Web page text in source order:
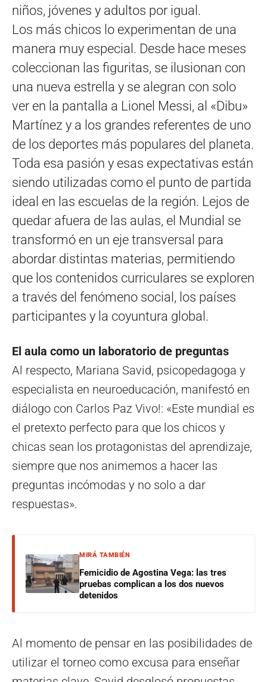
niños, jóvenes y adultos por igual.
Los más chicos lo experimentan de una
manera muy especial. Desde hace meses
coleccionan las figuritas, se ilusionan con
una nueva estrella y se alegran con solo
ver en la pantalla a Lionel Messi, al «Dibu»
Martínez y a los grandes referentes de uno
de los deportes más populares del planeta.
Toda esa pasión y esas expectativas están
siendo utilizadas como el punto de partida
ideal en las escuelas de la región. Lejos de
quedar afuera de las aulas, el Mundial se
transformó en un eje transversal para
abordar distintas materias, permitiendo
que los contenidos curriculares se exploren
a través del fenómeno social, los países
participantes y la coyuntura global.
El aula como un laboratorio de preguntas
Al respecto, Mariana Savid, psicopedagoga y
especialista en neuroeducación, manifestó en
diálogo con Carlos Paz Vivo!: «Este mundial es
el pretexto perfecto para que los chicos y
chicas sean los protagonistas del aprendizaje,
siempre que nos animemos a hacer las
preguntas incómodas y no solo a dar
respuestas».
MIRÁ TAMBIÉN
Femicidio de Agostina Vega: las tres
pruebas complican a los dos nuevos
detenidos
Al momento de pensar en las posibilidades de
utilizar el torneo como excusa para enseñar